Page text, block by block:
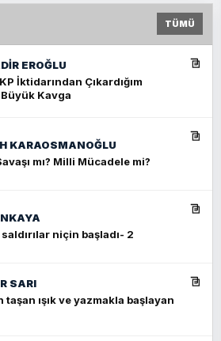
TÜMÜ
EROĞLU
İktidarından Çıkardığım
Kavga
KARAOSMANOĞLU
mı? Milli Mücadele mi?
niçin başladı- 2
SARI
taşan ışık ve yazmakla başlayan